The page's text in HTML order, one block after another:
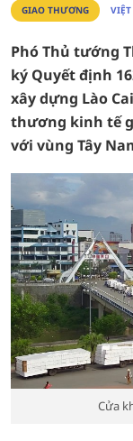
GIAO THƯƠNG
Phó Thủ tướng
ký Quyết định
xây dựng Lào
thương kinh tế
với vùng Tây
Cửa